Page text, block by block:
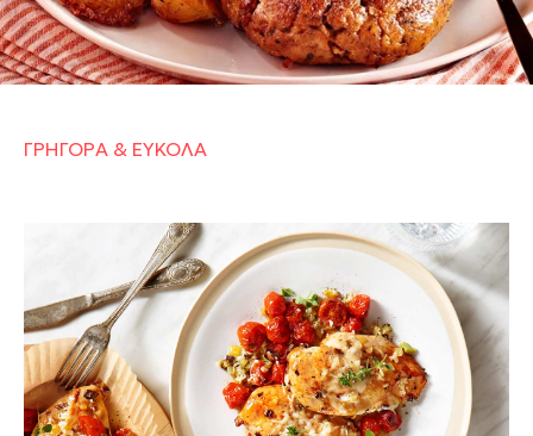
μυστικά μου για σίγουρη επιτυχία, που θα σε
βοηθήσουν να πετύχεις το καλύτερο αποτέλεσμα.
Καλή μαγειρική και καλή απόλαυση!
ΓΡΗΓΟΡΑ & ΕΥΚΟΛΑ